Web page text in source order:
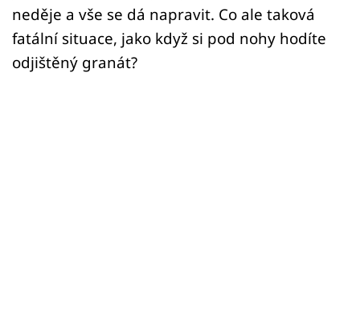
neděje a vše se dá napravit. Co ale taková
fatální situace, jako když si pod nohy hodíte
odjištěný granát?